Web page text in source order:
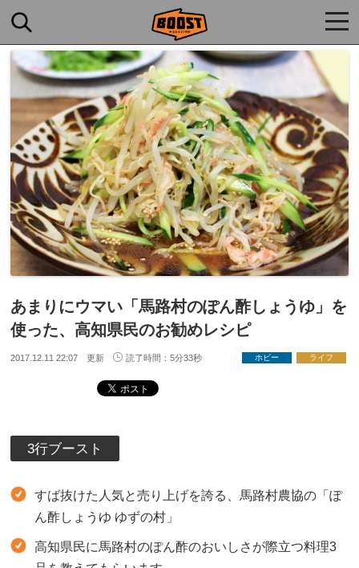
あまりにウマい「馬路村のぽん酢しょうゆ」を
使った、高知県民のお勧めレシピ
2017.12.11 22:07 更新 読了時間：5分33秒 ホビー ライフ
3行ブースト
すば抜けた人気と売り上げを誇る、馬路村農協の「ぽ
ん酢しょうゆ ゆずの村」
高知県民に馬路村のぽん酢のおいしさが際立つ料理3